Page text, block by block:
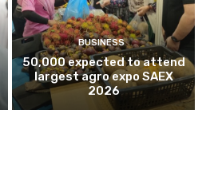
BUSINESS
50,000 expected to attend
largest agro expo SAEX
2026